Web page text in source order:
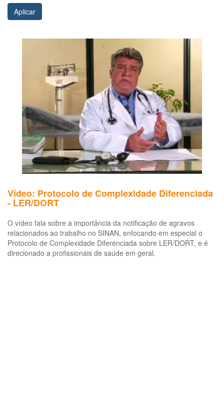
Aplicar
Vídeo: Protocolo de Complexidade Diferenciada
- LER/DORT
O vídeo fala sobre a importância da notificação de agravos
relacionados ao trabalho no SINAN, enfocando em especial o
Protocolo de Complexidade Diferenciada sobre LER/DORT, e é
direcionado a profissionais de saúde em geral.